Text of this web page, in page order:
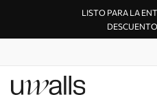
LISTO PARA LA